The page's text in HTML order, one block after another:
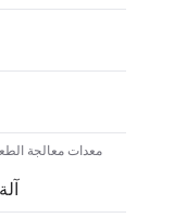
معدات معالجة